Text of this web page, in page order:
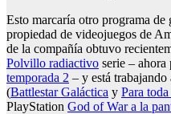
Esto marcaría otro programa de
propiedad de videojuegos de
de la compañía obtuvo
Polvillo radiactivo serie – ahora
temporada 2 – y está
(Battlestar Galáctica y Para
PlayStation God of War a la